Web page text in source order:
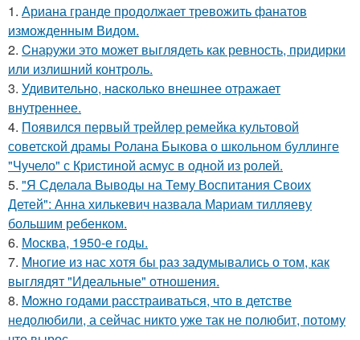
1. Ариана гранде продолжает тревожить фанатов
изможденным Видом.
2. Cнаpужи это может выглядеть как ревность, придирки
или излишний контроль.
3. Удивительнo, нacколько внешнее отражает
внутреннее.
4. Появился первый трейлер ремейка культовой
советской драмы Ролана Быкова о школьном буллинге
"Чучело" с Кристиной асмус в одной из ролей.
5. "Я Сделала Выводы на Тему Воспитания Своих
Детей": Анна хилькевич назвала Мариам тилляеву
большим ребенком.
6. Москва, 1950-е годы.
7. Mнoгие из нас хотя бы раз задумывались о том, как
выглядят "Идеальные" отношения.
8. Moжнo годами расстраиваться, что в детстве
недолюбили, а сейчас никто уже так не полюбит, потому